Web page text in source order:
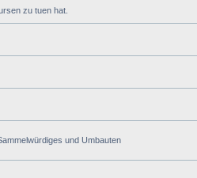
zu tuen hat.
und Umbauten